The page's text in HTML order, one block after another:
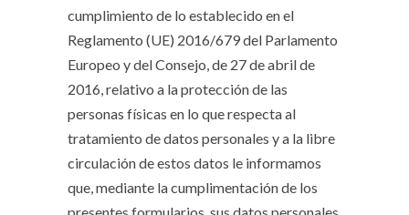
cumplimiento de lo establecido en el
Reglamento (UE) 2016/679 del Parlamento
Europeo y del Consejo, de 27 de abril de
2016, relativo a la protección de las
personas físicas en lo que respecta al
tratamiento de datos personales y a la libre
circulación de estos datos le informamos
que, mediante la cumplimentación de los